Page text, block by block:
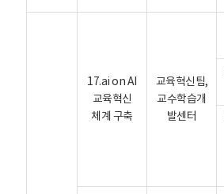
17.ai on AI
교육혁신
체계 구축
교육혁신팀,
교수학습개
발센터